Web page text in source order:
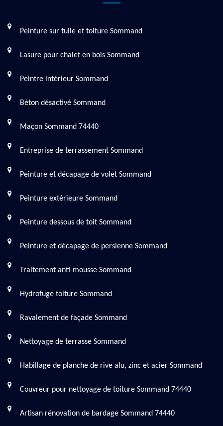
Peinture sur tuile et toiture Sommand
Lasure pour chalet en bois Sommand
Peintre intérieur Sommand
Béton désactivé Sommand
Maçon Sommand 74440
Entreprise de terrassement Sommand
Peinture et décapage de volet Sommand
Peinture extérieure Sommand
Peinture dessous de toit Sommand
Peinture et décapage de persienne Sommand
Traitement anti-mousse Sommand
Hydrofuge toiture Sommand
Ravalement de façade Sommand
Nettoyage de terrasse Sommand
Habillage de planche de rive alu, zinc et acier Sommand
Couvreur pour nettoyage de toiture Sommand 74440
Artisan rénovation de bardage Sommand 74440